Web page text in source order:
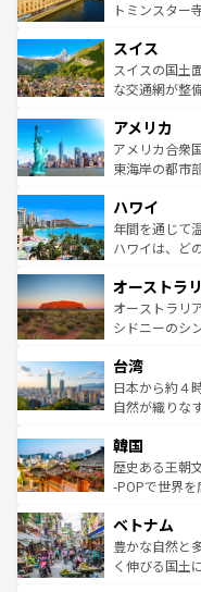
らに、パリ以
れる地方に足
を参照してほ
してライン川
は、お酒好きな人
ドイツ情報は
トミンスター
リアごとに異
ティー、ビー
戦など、本場
ンツ一覧を参
スイス
スイスの国土
な交通網が整
の建物がその
博物館もあり
ことができる
ば市内交通費無
着のスイス情
アメリカ
アメリカ合衆
東海岸の都市
のような巨大
ンメントが詰
西部には大自
部のニューオ
文化が魅力。
しみながら、
ならではの贅沢な旅の
情報はコンテ
ハワイ
年間を通じて
ハワイは、ど
ワイ島は見逃
島だが、静か
おすすめ。エ
れるおもてな
人々、おいし
ク、伝統的な
ワイを、存分に味わって
はコンテンツ
オーストラ
オーストラリ
シドニーのシ
リアリーフや
ク）、タスマ
ど、見どころ
いる。アクテ
ビング、ハイ
い。オースト
参照してほしい
台湾
日本から約４
自然が織りな
ン）、静ひつ
と山間の静け
驚きをもたら
容にもいいと
照してほしい。
韓国
歴史ある王朝
-POPで世界
き、地方に足
できる。そし
まで、さまざ
ベトナム
豊かな自然と
く伸びる国土